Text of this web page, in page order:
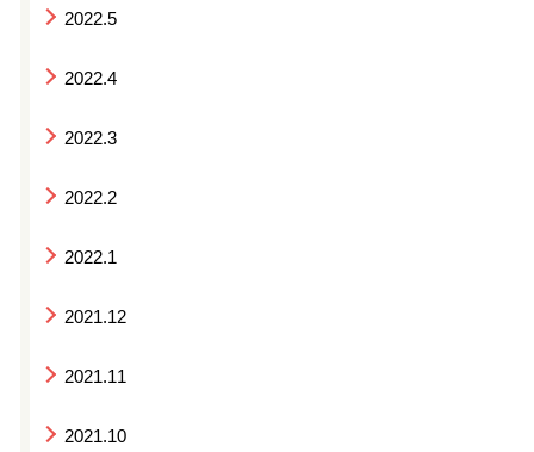
2022.5
2022.4
2022.3
2022.2
2022.1
2021.12
2021.11
2021.10